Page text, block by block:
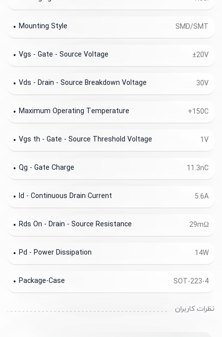
SMD/SMT
Mounting Style
±20V
Vgs - Gate - Source Voltage
30V
Vds - Drain - Source Breakdown Voltage
+150C
Maximum Operating Temperature
1V
Vgs th - Gate - Source Threshold Voltage
11.3nC
Qg - Gate Charge
5.6A
Id - Continuous Drain Current
29mΩ
Rds On - Drain - Source Resistance
14W
Pd - Power Dissipation
SOT-223-4
Package-Case
نظرات کاربران